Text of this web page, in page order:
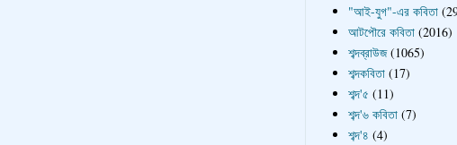
"আই-যুগ"-এর কবিতা
আটপৌরে কবিতা (2016)
শব্দব্রাউজ (1065)
শব্দকবিতা (17)
শব্দ'৫ (11)
শব্দ'৬ কবিতা (7)
শব্দ'৪ (4)